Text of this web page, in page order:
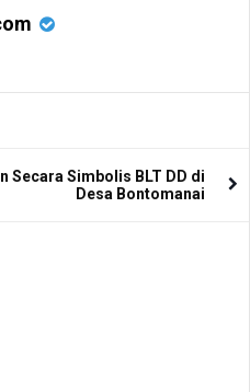
Secara Simbolis BLT DD di
Desa Bontomanai